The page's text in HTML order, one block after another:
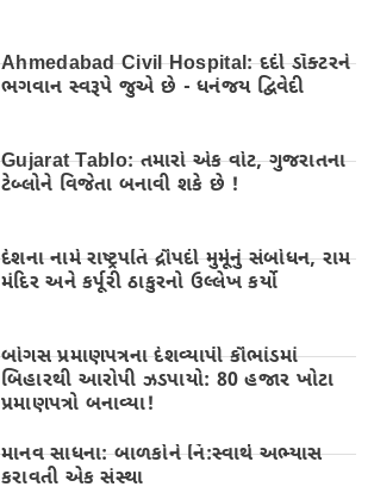
Ahmedabad Civil Hospital: દર્દી ડૉક્ટરને
ભગવાન સ્વરૂપે જુએ છે - ધનંજય દ્વિવેદી
Gujarat Tablo: તમારો એક વોટ, ગુજરાતના
ટેબ્લોને વિજેતા બનાવી શકે છે !
દેશના નામે રાષ્ટ્રપતિ દ્રૌપદી મુર્મૂનું સંબોધન, રામ
મંદિર અને કર્પૂરી ઠાકુરનો ઉલ્લેખ કર્યો
બોગસ પ્રમાણપત્રના દેશવ્યાપી કૌભાંડમાં
બિહારથી આરોપી ઝડપાયો: 80 હજાર ખોટા
પ્રમાણપત્રો બનાવ્યા!
માનવ સાધના: બાળકોને નિ:સ્વાર્થ અભ્યાસ
કરાવતી એક સંસ્થા